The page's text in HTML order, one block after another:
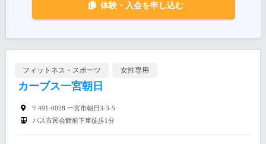
体験・入会を申し込む
フィットネス・スポーツ 女性専用
カーブス一宮朝日
〒491-0028 一宮市朝日3-3-5
バス市民会館前下車徒歩1分